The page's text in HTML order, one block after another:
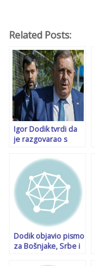
Related Posts:
Igor Dodik tvrdi da
je razgovarao s
Trampu: Došao je
kraj nametanju
odluka u korist
Bošnjaka u BiH
Dodik objavio pismo
za Bošnjake, Srbe i